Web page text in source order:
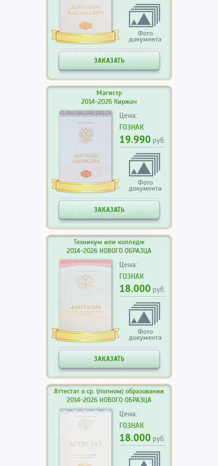
Фото
документа
ЗАКАЗАТЬ
Магистр
2014-2026 Киржач
Цена:
ГОЗНАК
19.990 руб.
Фото
документа
ЗАКАЗАТЬ
Техникум или колледж
2014-2026 НОВОГО ОБРАЗЦА
Цена:
ГОЗНАК
18.000 руб.
Фото
документа
ЗАКАЗАТЬ
Аттестат о ср. (полном) образовании
2014-2026 НОВОГО ОБРАЗЦА
Цена:
ГОЗНАК
18.000 руб.